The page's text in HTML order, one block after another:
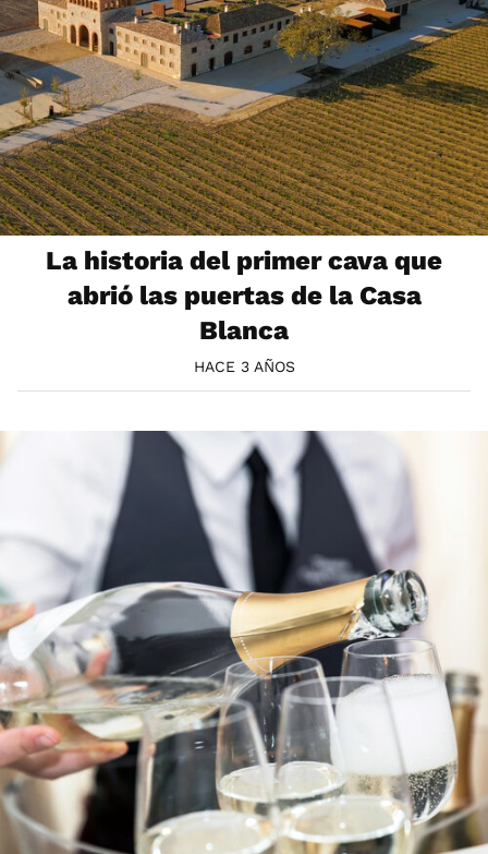
La historia del primer cava que
abrió las puertas de la Casa
Blanca
HACE 3 AÑOS